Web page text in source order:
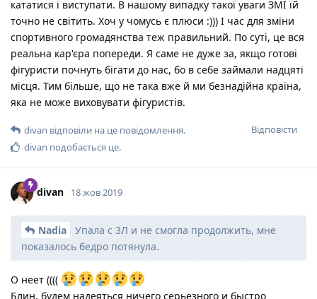
кататися і виступати. В нашому випадку такої уваги ЗМІ їй
точно не світить. Хоч у чомусь є плюси :))) І час для зміни
спортивного громадянства теж правильний. По суті, це вся
реальна кар'єра попереди. Я саме не дуже за, якщо готові
фігуристи почнуть бігати до нас, бо в себе займали надцяті
місця. Тим більше, що не така вже й ми безнадійна країна,
яка не може виховувати фігуристів.
Відповісти
divan відповіли на це повідомлення.
divan подобається це.
divan 18 жов 2019
Nadia
Упала с 3Л и не смогла продолжить, мне
показалось бедро потянула.
О неет ((((
Блин, будем надеяться ничего серьезного и быстро